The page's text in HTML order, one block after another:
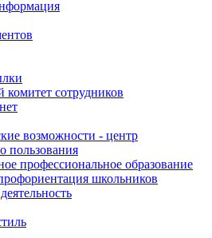
сотрудников
возможности - центр
пользования
профессиональное образование
школьников